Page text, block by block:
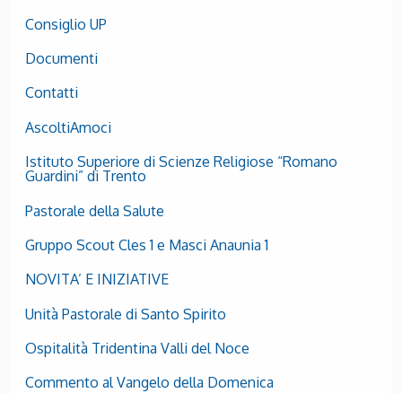
Consiglio UP
Documenti
Contatti
AscoltiAmoci
Istituto Superiore di Scienze Religiose “Romano
Guardini” di Trento
Pastorale della Salute
Gruppo Scout Cles 1 e Masci Anaunia 1
NOVITA’ E INIZIATIVE
Unità Pastorale di Santo Spirito
Ospitalità Tridentina Valli del Noce
Commento al Vangelo della Domenica